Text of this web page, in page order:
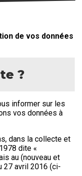
de vos données
?
informer sur les
vos données à
dans la collecte et
dite «
au (nouveau et
27 avril 2016 (ci-